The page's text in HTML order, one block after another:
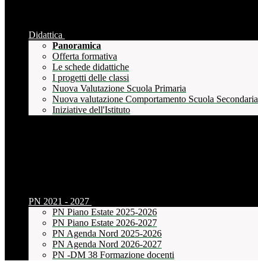
Didattica
Panoramica
Offerta formativa
Le schede didattiche
I progetti delle classi
Nuova Valutazione Scuola Primaria
Nuova valutazione Comportamento Scuola Secondaria
Iniziative dell'Istituto
PN 2021 - 2027
PN Piano Estate 2025-2026
PN Piano Estate 2026-2027
PN Agenda Nord 2025-2026
PN Agenda Nord 2026-2027
PN -DM 38 Formazione docenti